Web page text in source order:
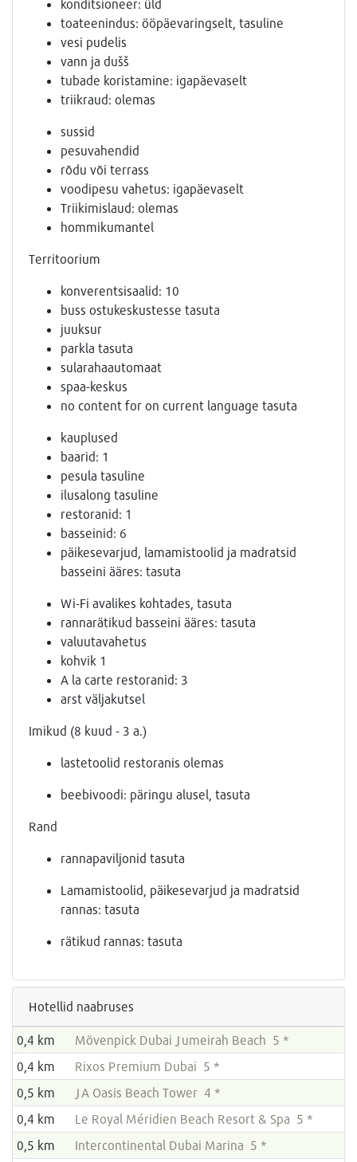
konditsioneer: üld
toateenindus: ööpäevaringselt, tasuline
vesi pudelis
vann ja dušš
tubade koristamine: igapäevaselt
triikraud: olemas
sussid
pesuvahendid
rõdu või terrass
voodipesu vahetus: igapäevaselt
Triikimislaud: olemas
hommikumantel
Territoorium
konverentsisaalid: 10
buss ostukeskustesse tasuta
juuksur
parkla tasuta
sularahaautomaat
spaa-keskus
no content for on current language tasuta
kauplused
baarid: 1
pesula tasuline
ilusalong tasuline
restoranid: 1
basseinid: 6
päikesevarjud, lamamistoolid ja madratsid
basseini ääres: tasuta
Wi-Fi avalikes kohtades, tasuta
rannarätikud basseini ääres: tasuta
valuutavahetus
kohvik 1
A la carte restoranid: 3
arst väljakutsel
Imikud (8 kuud - 3 a.)
lastetoolid restoranis olemas
beebivoodi: päringu alusel, tasuta
Rand
rannapaviljonid tasuta
Lamamistoolid, päikesevarjud ja madratsid
rannas: tasuta
rätikud rannas: tasuta
Hotellid naabruses
0,4 km
Mövenpick Dubai Jumeirah Beach 5 *
0,4 km
Rixos Premium Dubai 5 *
0,5 km
JA Oasis Beach Tower 4 *
0,4 km
Le Royal Méridien Beach Resort & Spa 5 *
0,5 km
Intercontinental Dubai Marina 5 *